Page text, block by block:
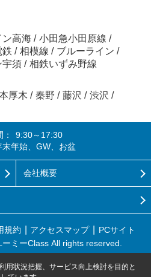
ン高海 / 小田急小田原線 /
鉄 / 相模線 / ブルーライン /
宇須 / 相鉄いずみ野線
厚木 / 秦野 / 藤沢 / 渋沢 /
9:30～17:30
末年始、GW、お盆
会社概要
規約 アクセスマップ
PCサイト
ミーClass All rights reserved.
用状況把握、サービス向上検討を目的と